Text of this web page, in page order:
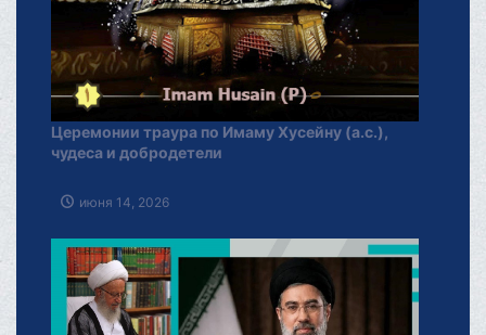
Церемонии траура по Имаму Хусейну (а.с.),
чудеса и добродетели
июня 14, 2026